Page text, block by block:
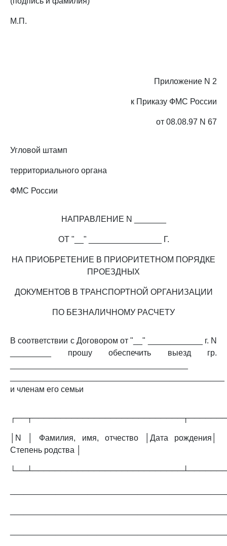
М.П.
Приложение N 2
к Приказу ФМС России
от 08.08.97 N 67
Угловой штамп
территориального органа
ФМС России
НАПРАВЛЕНИЕ N _______
ОТ "__" ________________ Г.
НА ПРИОБРЕТЕНИЕ В ПРИОРИТЕТНОМ ПОРЯДКЕ
ПРОЕЗДНЫХ
ДОКУМЕНТОВ В ТРАНСПОРТНОЙ ОРГАНИЗАЦИИ
ПО БЕЗНАЛИЧНОМУ РАСЧЕТУ
В соответствии с Договором от "__" ____________ г. N
_________ прошу обеспечить выезд гр.
и членам его семьи
│N │ Фамилия, имя, отчество │Дата рождения│
Степень родства │